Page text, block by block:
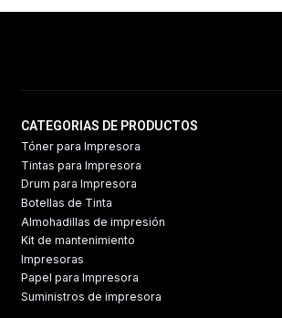
CATEGORIAS DE PRODUCTOS
Tóner para Impresora
Tintas para Impresora
Drum para Impresora
Botellas de Tinta
Almohadillas de impresión
Kit de mantenimiento
Impresoras
Papel para Impresora
Suministros de impresora